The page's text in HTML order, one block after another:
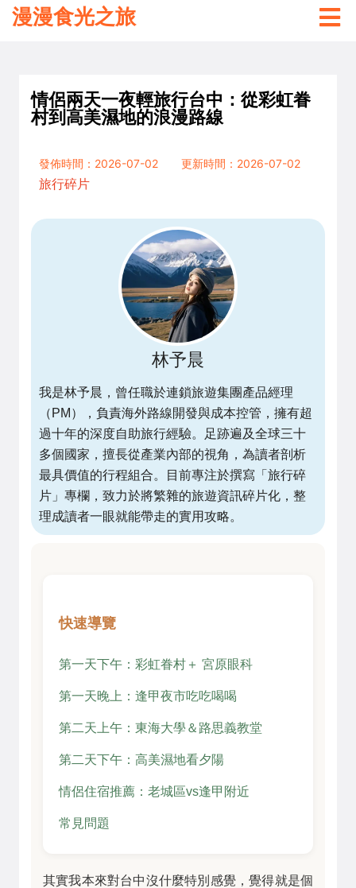
漫漫食光之旅
情侶兩天一夜輕旅行台中：從彩虹眷
村到高美濕地的浪漫路線
發佈時間：2026-07-02
更新時間：2026-07-02
旅行碎片
林予晨
我是林予晨，曾任職於連鎖旅遊集團產品經理
（PM），負責海外路線開發與成本控管，擁有超
過十年的深度自助旅行經驗。足跡遍及全球三十
多個國家，擅長從產業內部的視角，為讀者剖析
最具價值的行程組合。目前專注於撰寫「旅行碎
片」專欄，致力於將繁雜的旅遊資訊碎片化，整
理成讀者一眼就能帶走的實用攻略。
快速導覽
第一天下午：彩虹眷村＋ 宮原眼科
第一天晚上：逢甲夜市吃吃喝喝
第二天上午：東海大學＆路思義教堂
第二天下午：高美濕地看夕陽
情侶住宿推薦：老城區vs逢甲附近
常見問題
其實我本來對台中沒什麼特別感覺，覺得就是個